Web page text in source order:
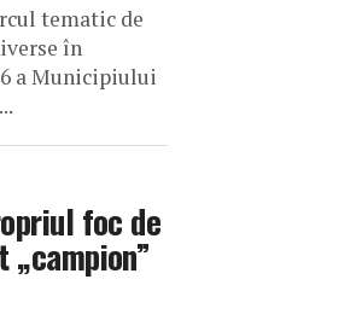
tematic de
în
a Municipiului
foc de